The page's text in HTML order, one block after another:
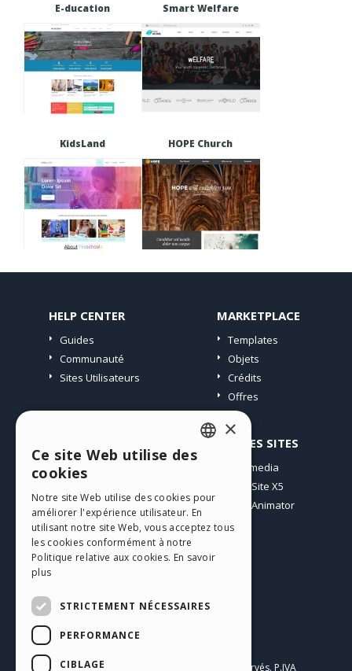
E-ducation Smart Welfare
KidsLand HOPE Church
HELP CENTER
Guides
Communauté
Sites Utilisateurs
MARKETPLACE
Templates
Objets
Crédits
Offres
Mes Messages
Télécharger
Espace Web
Mes Crédits
AUTRES SITES
Incomedia
WebSite X5
WebAnimator
Français
Copyright © 2026
Tous droits réservés. P.IVA
ENGLISH
GERMAN
SPANISH
×
Ce site Web utilise des
cookies
Notre site Web utilise des cookies pour
améliorer l'expérience utilisateur. En
utilisant notre site Web, vous acceptez tous
les cookies conformément à notre
Politique relative aux cookies. En savoir
plus
STRICTEMENT NÉCESSAIRES
PERFORMANCE
CIBLAGE